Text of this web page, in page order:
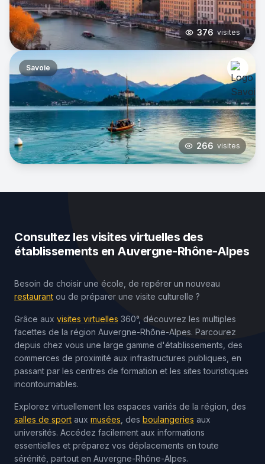
376 visites
Savoie
266 visites
Consultez les visites virtuelles des
établissements en Auvergne-Rhône-Alpes
Besoin de choisir une école, de repérer un nouveau
restaurant ou de préparer une visite culturelle ?
Grâce aux visites virtuelles 360°, découvrez les multiples
facettes de la région Auvergne-Rhône-Alpes. Parcourez
depuis chez vous une large gamme d'établissements, des
commerces de proximité aux infrastructures publiques, en
passant par les centres de formation et les sites touristiques
incontournables.
Explorez virtuellement les espaces variés de la région, des
salles de sport aux musées , des boulangeries aux
universités. Accédez facilement aux informations
essentielles et préparez vos déplacements en toute
sérénité, partout en Auvergne-Rhône-Alpes.